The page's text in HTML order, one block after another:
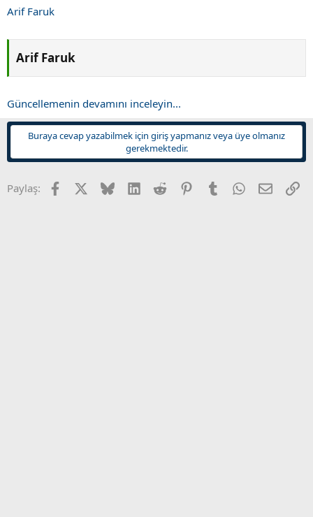
Arif Faruk
Arif Faruk​
Güncellemenin devamını inceleyin...
Buraya cevap yazabilmek için giriş yapmanız veya üye olmanız
gerekmektedir.
Paylaş: Facebook BlueskyLinkedInReddit PinterestTumblr WhatsApp
E-posta